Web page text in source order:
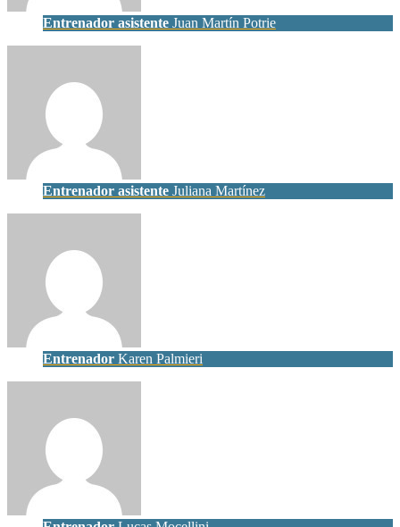
Entrenador asistente Juan Martín Potrie
Entrenador asistente Juliana Martínez
Entrenador Karen Palmieri